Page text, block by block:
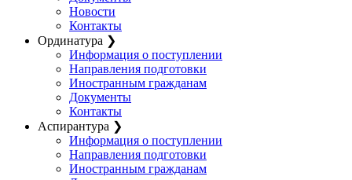
Новости
Контакты
Ординатура ❯
Информация о поступлении
Направления подготовки
Иностранным гражданам
Документы
Контакты
Аспирантура ❯
Информация о поступлении
Направления подготовки
Иностранным гражданам